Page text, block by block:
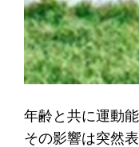
年齢と共に運動
その影響は突然表